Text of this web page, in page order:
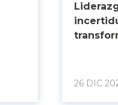
26 DIC